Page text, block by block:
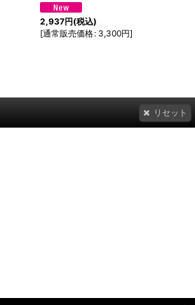
2,937円(税込)
[通常販売価格: 3,300円]
リセット